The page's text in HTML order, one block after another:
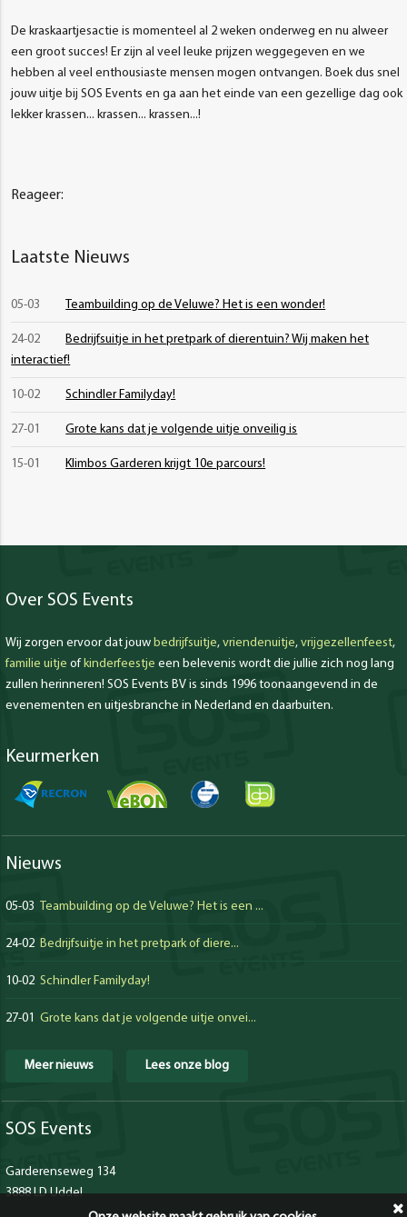
De kraskaartjesactie is momenteel al 2 weken onderweg en nu alweer
een groot succes! Er zijn al veel leuke prijzen weggegeven en we
hebben al veel enthousiaste mensen mogen ontvangen. Boek dus snel
jouw uitje bij SOS Events en ga aan het einde van een gezellige dag ook
lekker krassen... krassen... krassen...!
Reageer:
Laatste Nieuws
05-03 Teambuilding op de Veluwe? Het is een wonder!
24-02
Bedrijfsuitje in het pretpark of dierentuin? Wij maken het
interactief!
10-02 Schindler Familyday!
27-01 Grote kans dat je volgende uitje onveilig is
15-01 Klimbos Garderen krijgt 10e parcours!
Over SOS Events
Wij zorgen ervoor dat jouw bedrijfsuitje, vriendenuitje, vrijgezellenfeest,
familie uitje of kinderfeestje een belevenis wordt die jullie zich nog lang
zullen herinneren! SOS Events BV is sinds 1996 toonaangevend in de
evenementen en uitjesbranche in Nederland en daarbuiten.
Keurmerken
Nieuws
05-03 Teambuilding op de Veluwe? Het is een ...
24-02 Bedrijfsuitje in het pretpark of diere...
10-02 Schindler Familyday!
27-01 Grote kans dat je volgende uitje onvei...
Meer nieuws Lees onze blog
SOS Events
Garderenseweg 134
3888 LD Uddel